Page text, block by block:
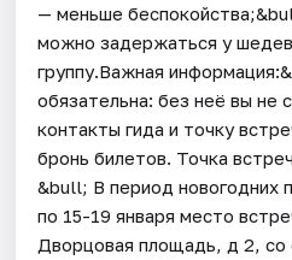
— меньше
можно задержаться у
группу.Важная
обязательна: без неё вы не
контакты гида и точку
бронь билетов. Точка
&bull; В период новогодних
по 15-19 января место
Дворцовая площадь, д 2, со